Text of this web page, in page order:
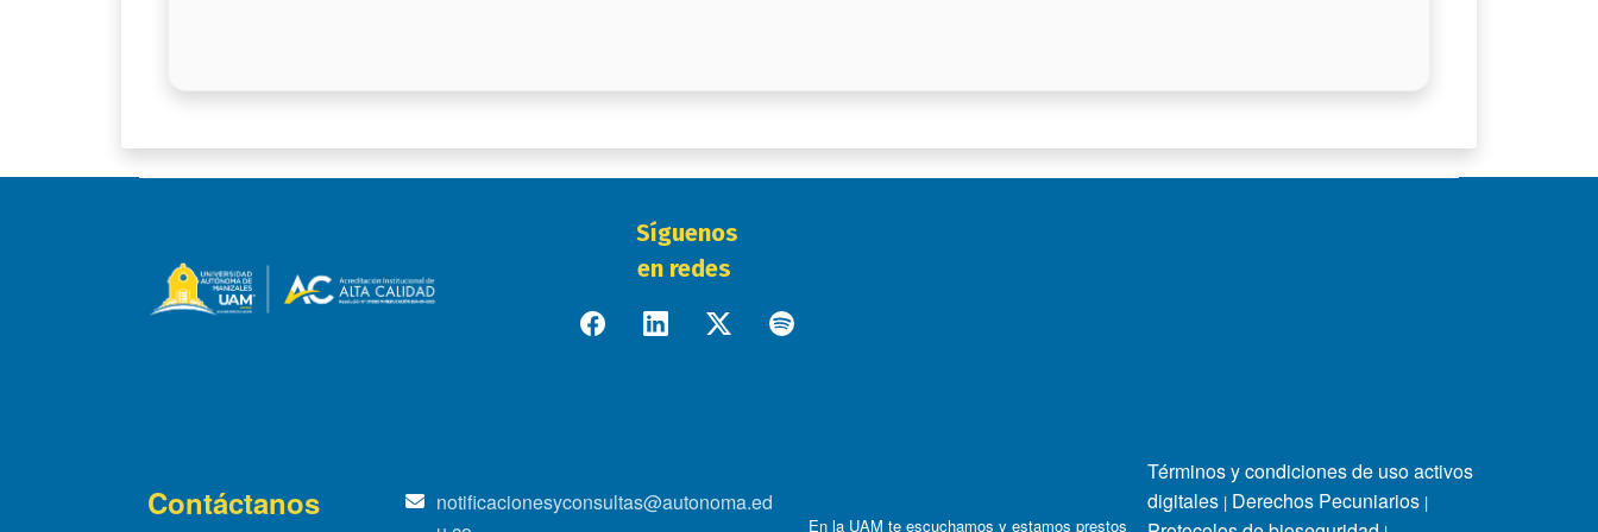
Síguenos
en redes
Contáctanos
notificacionesyconsultas@autonoma.ed
En la UAM te escuchamos y estamos prestos
Términos y condiciones de uso activos
digitales | Derechos Pecuniarios |